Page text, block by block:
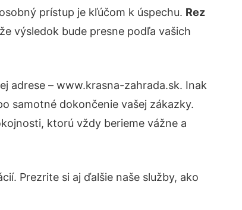
prístup je kľúčom k úspechu. Rez
výsledok bude presne podľa vašich
adrese – www.krasna-zahrada.sk. Inak
samotné dokončenie vašej zákazky.
ktorú vždy berieme vážne a
Prezrite si aj ďalšie naše služby, ako